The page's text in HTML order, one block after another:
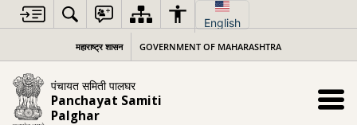
content
English
महाराष्ट्र शासन GOVERNMENT OF MAHARASHTRA
पंचायत समिती पालघर
Panchayat Samiti
Palghar